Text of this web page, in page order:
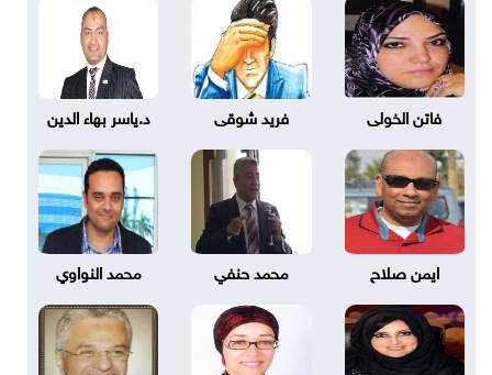
فاتن الخولى فريد شوقى د.ياسر بهاء الدين
ايمن صلاح محمد حنفي محمد النواوي